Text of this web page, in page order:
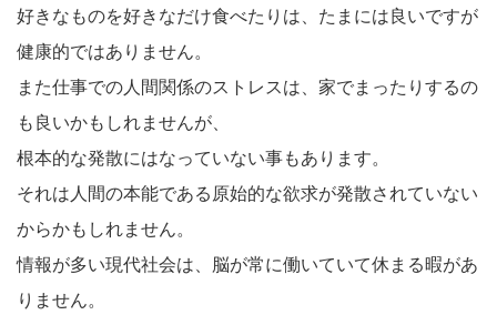
好きなものを好きなだけ食べたりは、たまには良いですが
健康的ではありません。
また仕事での人間関係のストレスは、家でまったりするの
も良いかもしれませんが、
根本的な発散にはなっていない事もあります。
それは人間の本能である原始的な欲求が発散されていない
からかもしれません。
情報が多い現代社会は、脳が常に働いていて休まる暇があ
りません。